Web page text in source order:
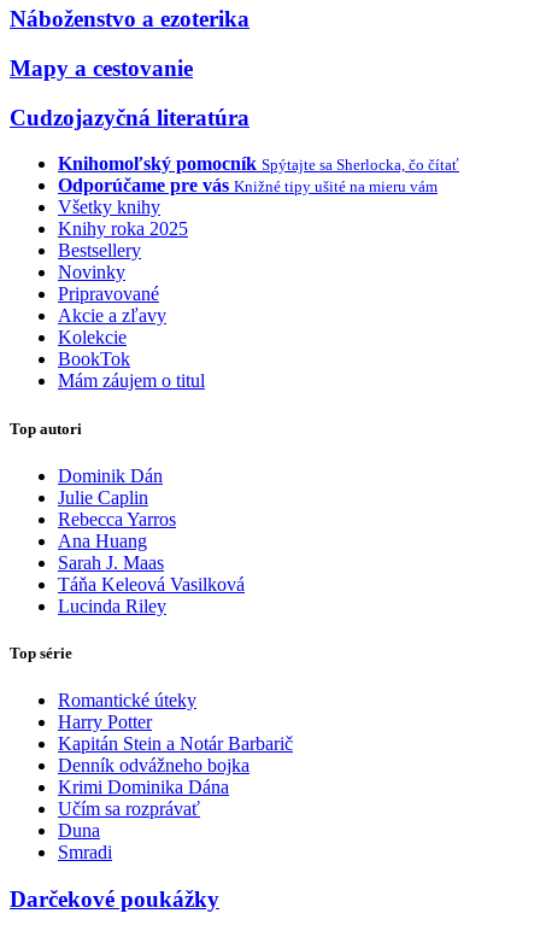
Náboženstvo a ezoterika
Mapy a cestovanie
Cudzojazyčná literatúra
Knihomoľský pomocník Spýtajte sa Sherlocka, čo čítať
Odporúčame pre vás Knižné tipy ušité na mieru vám
Všetky knihy
Knihy roka 2025
Bestsellery
Novinky
Pripravované
Akcie a zľavy
Kolekcie
BookTok
Mám záujem o titul
Top autori
Dominik Dán
Julie Caplin
Rebecca Yarros
Ana Huang
Sarah J. Maas
Táňa Keleová Vasilková
Lucinda Riley
Top série
Romantické úteky
Harry Potter
Kapitán Stein a Notár Barbarič
Denník odvážneho bojka
Krimi Dominika Dána
Učím sa rozprávať
Duna
Smradi
Darčekové poukážky